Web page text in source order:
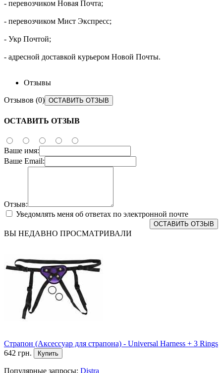
- перевозчиком Новая Почта;
- перевозчиком Мист Экспресс;
- Укр Почтой;
- адресной доставкой курьером Новой Почты.​
Отзывы
Отзывов (0) ОСТАВИТЬ ОТЗЫВ
ОСТАВИТЬ ОТЗЫВ
Ваше имя:
Ваше Email:
Отзыв:
Уведомлять меня об ответах по электронной почте
ОСТАВИТЬ ОТЗЫВ
ВЫ НЕДАВНО ПРОСМАТРИВАЛИ
Страпон (Аксессуар для страпона) - Universal Harness + 3 Rings
642 грн.
Купить
Популярные запросы: Distra